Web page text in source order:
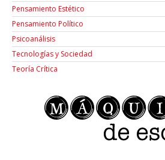
Pensamiento Estético
Pensamiento Político
Psicoanálisis
Tecnologías y Sociedad
Teoría Crítica